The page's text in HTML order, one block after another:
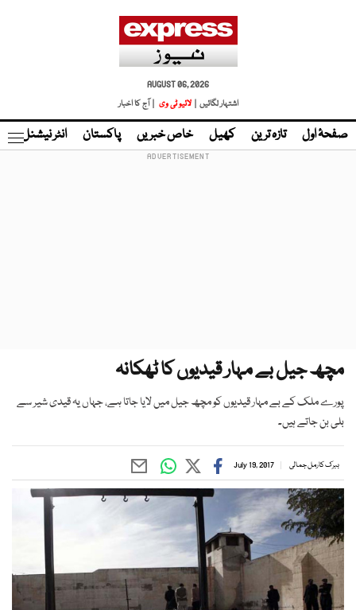
AUGUST 06, 2026
اشتہار لگائیں |
لائیو ٹی وی | آج کا اخبار
صفحۂ اول تازہ ترین کھیل خاص خبریں پاکستان انٹر نیشنل
مچھ جیل بے مہار قیدیوں کا ٹھکانہ
پورے ملک کے بے مہار قیدیوں کو مچھ جیل میں لایا جاتا ہے، جہاں یہ قیدی شیر سے
بلی بن جاتے ہیں۔
ببرک کارمل جمالی July 19, 2017